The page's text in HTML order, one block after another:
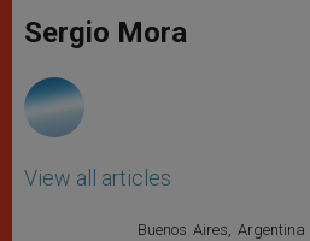
p
p
g
e
o
k
Sergio Mora
View all articles
Buenos Aires,